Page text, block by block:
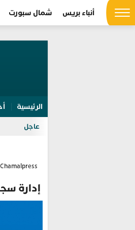
أنباء بريس شمال سبورت
الرئيسية
عاجل
Chamalpress | شمال بريس
إدارة